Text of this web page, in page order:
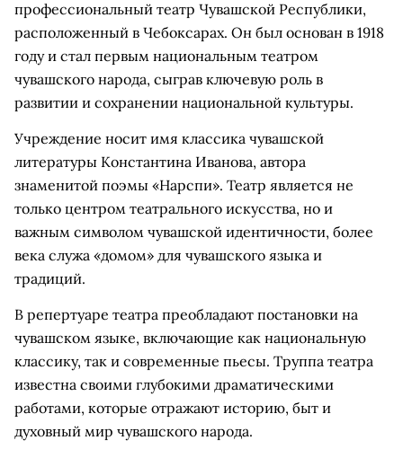
профессиональный театр Чувашской Республики,
расположенный в Чебоксарах. Он был основан в 1918
году и стал первым национальным театром
чувашского народа, сыграв ключевую роль в
развитии и сохранении национальной культуры.
Учреждение носит имя классика чувашской
литературы Константина Иванова, автора
знаменитой поэмы «Нарспи». Театр является не
только центром театрального искусства, но и
важным символом чувашской идентичности, более
века служа «домом» для чувашского языка и
традиций.
В репертуаре театра преобладают постановки на
чувашском языке, включающие как национальную
классику, так и современные пьесы. Труппа театра
известна своими глубокими драматическими
работами, которые отражают историю, быт и
духовный мир чувашского народа.